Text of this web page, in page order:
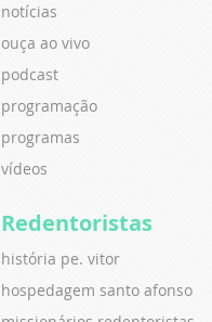
notícias
ouça ao vivo
podcast
programação
programas
vídeos
Redentoristas
história pe. vitor
hospedagem santo afonso